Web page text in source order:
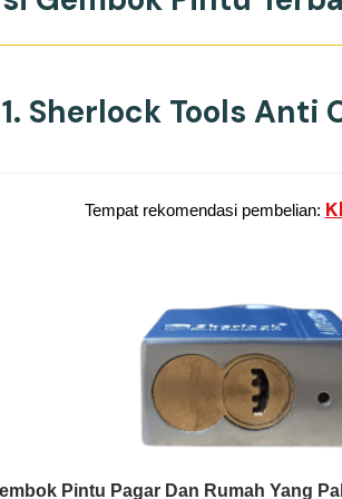
1. Sherlock Tools Anti
Tempat rekomendasi pembelian:
Pintu Pagar Dan Rumah Yang